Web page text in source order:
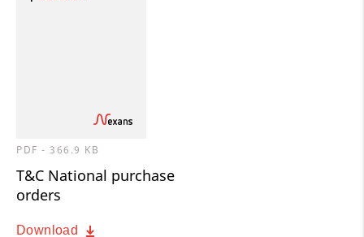
PDF - 366.9 KB
T&C National purchase
orders
Download